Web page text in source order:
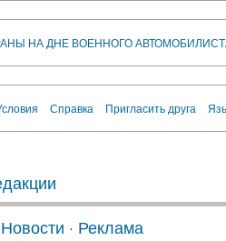
НА ДНЕ ВОЕННОГО
Справка Пригласить друга
Новости · Реклама